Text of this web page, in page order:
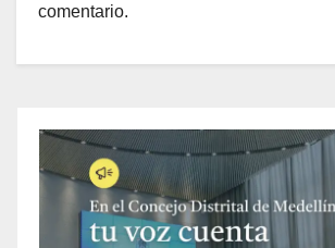
comentario.